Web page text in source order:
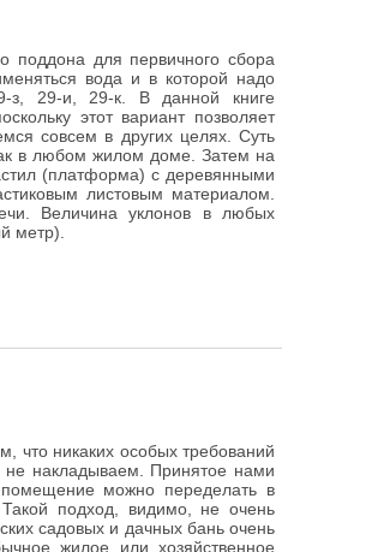
поддона для первичного сбора
вода и в которой надо
з, 29-и, 29-к. В данной книге
этот вариант позволяет
совсем в других целях. Суть
в любом жилом доме. Затем на
(платформа) с деревянными
листовым материалом.
Величина уклонов в любых
метр).
что никаких особых требований
накладываем. Принятое нами
можно переделать в
подход, видимо, не очень
садовых и дачных бань очень
жилое или хозяйственное